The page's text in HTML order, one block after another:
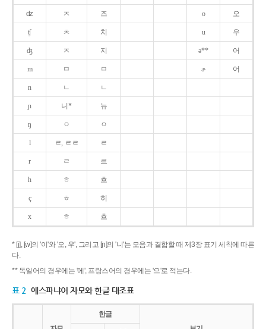
ʣ ㅈ 즈 o 오
ʧ ㅊ 치 u 우
ʤ ㅈ 지 ə** 어
m ㅁ ㅁ ɚ 어
n ㄴ ㄴ
ɲ 니* 뉴
ŋ ㅇ ㅇ
l ㄹ, ㄹㄹ ㄹ
r ㄹ 르
h ㅎ 흐
ç ㅎ 히
x ㅎ 흐
* [j], [w]의 '이'와 '오, 우', 그리고 [ɲ]의 '니'는 모음과 결합할 때 제3장 표기 세칙에 따른
다.
** 독일어의 경우에는 '에', 프랑스어의 경우에는 '으'로 적는다.
표 2 에스파냐어 자모와 한글 대조표
한글